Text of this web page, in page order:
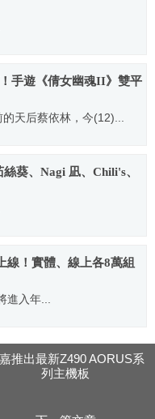
手遊《倩女幽魂II》雙平
天后蔡依林，今(12)...
葵、Nagi 凪、Chili's、
線！實體、線上各8萬組
進入年...
推出最新Z490 AORUS系
列主機板